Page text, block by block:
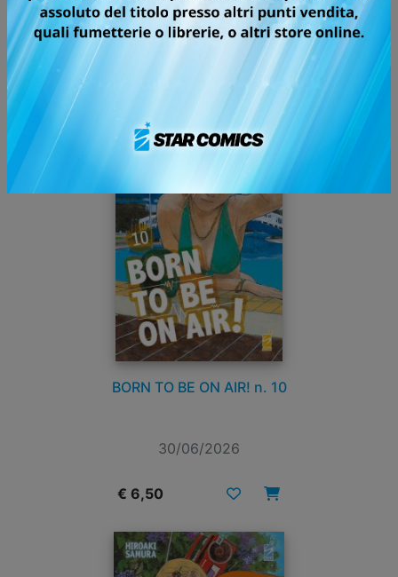
dopo, quando riconosce la sua voce in onda, si
precipita di corsa negli studi di Moiwayama Radio...
Tutti i fumetti
BORN TO BE ON AIR! n. 10
30/06/2026
€ 6,50